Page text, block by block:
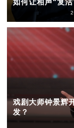
如何让相声“复活
戏剧大师钟景辉
发？